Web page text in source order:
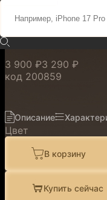
Magnet
3 900 ₽3 290 ₽
код 200859
Описание
Цвет
В корзину
Купить сейчас